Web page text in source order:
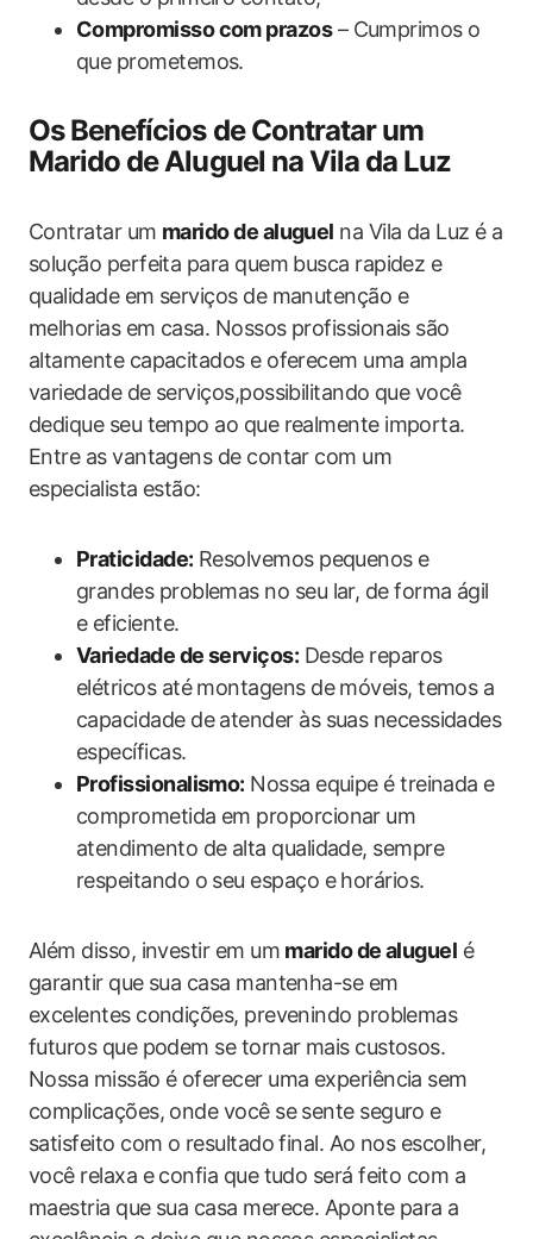
Compromisso com prazos– Cumprimos o
que prometemos.
Os Benefícios de Contratar um
Marido de Aluguel na Vila da Luz
Contratar um marido de aluguel na Vila da Luz é a
solução perfeita para quem busca rapidez e
qualidade em serviços de manutenção e
melhorias em casa. Nossos profissionais são
altamente capacitados e oferecem uma ampla
variedade de serviços,possibilitando que você
dedique seu tempo ao que realmente importa.
Entre as vantagens de contar com um
especialista estão:
Praticidade: Resolvemos pequenos e
grandes problemas no seu lar, de forma ágil
e eficiente.
Variedade de serviços: Desde reparos
elétricos até montagens de móveis, temos a
capacidade de atender às suas necessidades
específicas.
Profissionalismo: Nossa equipe é treinada e
comprometida em proporcionar um
atendimento de alta qualidade, sempre
respeitando o seu espaço e horários.
Além disso, investir em um marido de aluguel é
garantir que sua casa mantenha-se em
excelentes condições, prevenindo problemas
futuros que podem se tornar mais custosos.
Nossa missão é oferecer uma experiência sem
complicações, onde você se sente seguro e
satisfeito com o resultado final. Ao nos escolher,
você relaxa e confia que tudo será feito com a
maestria que sua casa merece. Aponte para a